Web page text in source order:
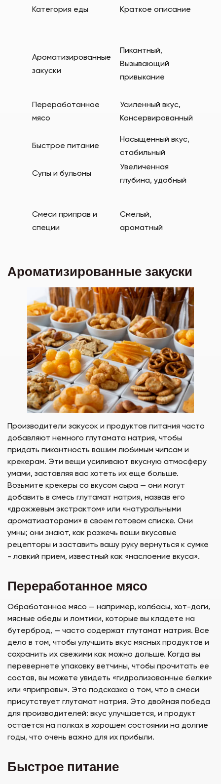
Категория еды Краткое описание
Ароматизированные
закуски
Пикантный,
Вызывающий
привыкание
Переработанное
мясо
Усиленный вкус,
Консервированный
Быстрое питание
Насыщенный вкус,
стабильный
Супы и бульоны
Увеличенная
глубина, удобный
Смеси приправ и
специи
Смелый,
ароматный
Ароматизированные закуски
Производители закусок и продуктов питания часто
добавляют немного глутамата натрия, чтобы
придать пикантность вашим любимым чипсам и
крекерам. Эти вещи усиливают вкусную атмосферу
умами, заставляя вас хотеть их еще больше.
Возьмите крекеры со вкусом сыра — они могут
добавить в смесь глутамат натрия, назвав его
«дрожжевым экстрактом» или «натуральными
ароматизаторами» в своем готовом списке. Они
умны; они знают, как разжечь ваши вкусовые
рецепторы и заставить вашу руку вернуться к сумке
- ловкий прием, известный как «наслоение вкуса».
Переработанное мясо
Обработанное мясо — например, колбасы, хот-доги,
мясные обеды и ломтики, которые вы кладете на
бутерброд, — часто содержат глутамат натрия. Все
дело в том, чтобы улучшить вкус мясных продуктов и
сохранить их свежими как можно дольше. Когда вы
перевернете упаковку ветчины, чтобы прочитать ее
состав, вы можете увидеть «гидролизованные белки»
или «приправы». Это подсказка о том, что в смеси
присутствует глутамат натрия. Это двойная победа
для производителей: вкус улучшается, и продукт
остается на полках в хорошем состоянии на долгие
годы, что очень важно для их прибыли.
Быстрое питание